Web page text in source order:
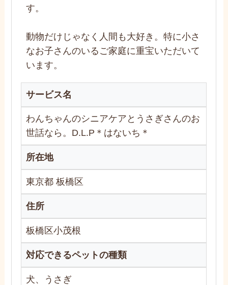
す。
動物だけじゃなく人間も大好き。特に小さ
なお子さんのいるご家庭に重宝いただいて
います。
サービス名
わんちゃんのシニアケアとうさぎさんのお
世話なら。D.L.P＊はないち＊
所在地
東京都 板橋区
住所
板橋区小茂根
対応できるペットの種類
犬、うさぎ